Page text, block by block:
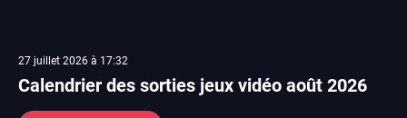
27 juillet 2026 à 17:32
Calendrier des sorties jeux vidéo août 2026